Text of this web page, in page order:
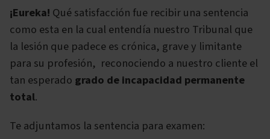
¡Eureka! Qué satisfacción fue recibir una sentencia
como esta en la cual entendía nuestro Tribunal que
la lesión que padece es crónica, grave y limitante
para su profesión, reconociendo a nuestro cliente el
tan esperado grado de incapacidad permanente
total.
Te adjuntamos la sentencia para examen: